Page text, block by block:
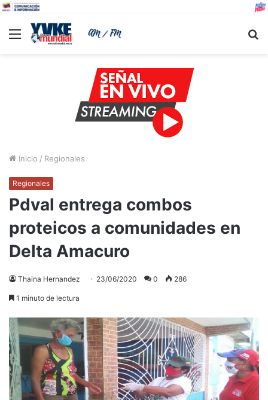
Menu
Inicio / Regionales
Regionales
Pdval entrega combos
proteicos a comunidades en
Delta Amacuro
Thaina Hernandez 23/06/2020 0 286
1 minuto de lectura